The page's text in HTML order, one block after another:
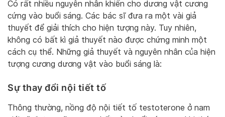
Có rất nhiều nguyên nhân khiến cho dương vật cương
cứng vào buổi sáng. Các bác sĩ đưa ra một vài giả
thuyết để giải thích cho hiện tượng này. Tuy nhiên,
không có bất kì giả thuyết nào được chứng minh một
cách cụ thể. Những giả thuyết và nguyên nhân của hiện
tượng cương dương vật vào buổi sáng là:
Sự thay đổi nội tiết tố
Thông thường, nồng độ nội tiết tố testoterone ở nam